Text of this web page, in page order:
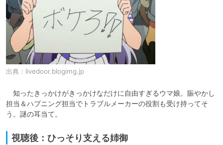
出典： livedoor.blogimg.jp
知ったきっかけがきっかけなだけに自由すぎるウマ娘。賑やかし
担当＆ハプニング担当でトラブルメーカーの役割も受け持ってそ
う。謎の耳当て。
視聴後：ひっそり支える姉御